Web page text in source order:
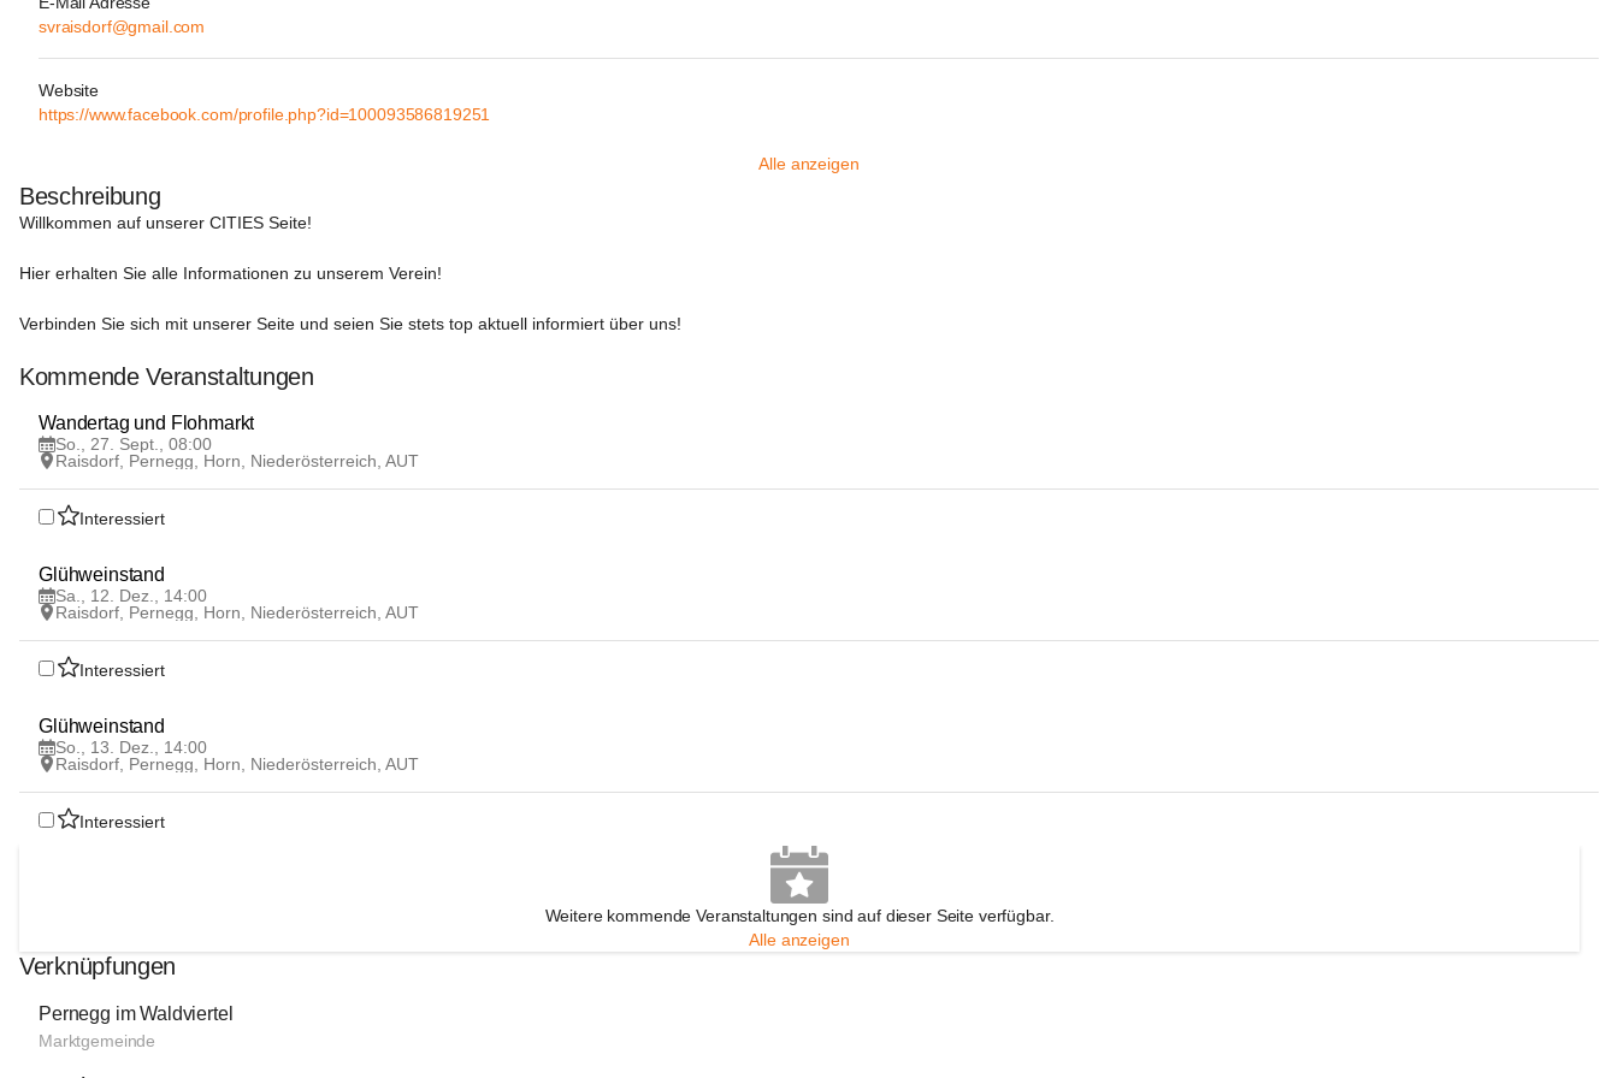
svraisdorf@gmail.com
Website
https://www.facebook.com/profile.php?id=100093586819251
Alle anzeigen
Beschreibung
Willkommen auf unserer CITIES Seite!
Hier erhalten Sie alle Informationen zu unserem Verein!
Verbinden Sie sich mit unserer Seite und seien Sie stets top aktuell informiert über uns!
Kommende Veranstaltungen
27
SEP
Wandertag und Flohmarkt
So., 27. Sept., 08:00
Raisdorf, Pernegg, Horn, Niederösterreich, AUT
Interessiert
12
DEZ
Glühweinstand
Sa., 12. Dez., 14:00
Raisdorf, Pernegg, Horn, Niederösterreich, AUT
Interessiert
13
DEZ
Glühweinstand
So., 13. Dez., 14:00
Raisdorf, Pernegg, Horn, Niederösterreich, AUT
Interessiert
Weitere kommende Veranstaltungen sind auf dieser Seite verfügbar.
Alle anzeigen
Verknüpfungen
Pernegg im Waldviertel
Marktgemeinde